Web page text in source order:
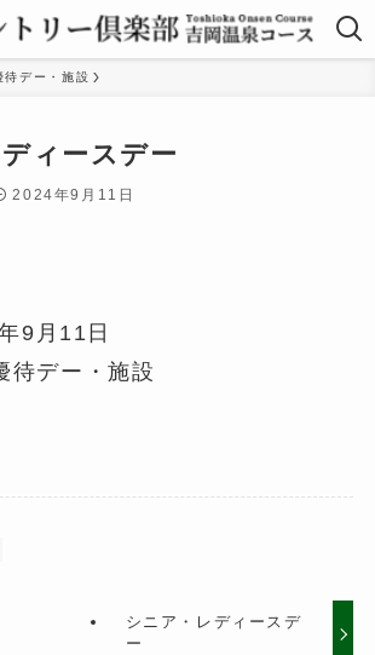
待デー・施設
ィースデー
2024年9月11日
9月11日
待デー・施設
シニア・レディースデ
ー